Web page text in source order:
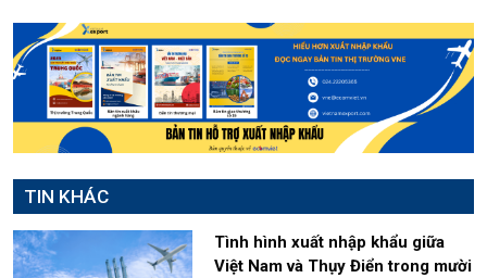
TIN KHÁC
Tình hình xuất nhập khẩu giữa
Việt Nam và Thụy Điển trong mười